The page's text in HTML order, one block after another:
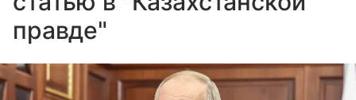
правде"